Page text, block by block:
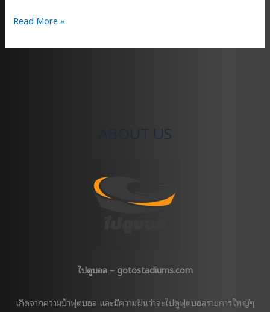
เงื่อนไข
จอง
Read More »
ABOUT US
ไปดูบอล – gotostadiums.com
เกิดจากความบ้าฟุตบอล และมีความฝันว่าจะไปดูฟุตบอลรายการใหญ่ๆ